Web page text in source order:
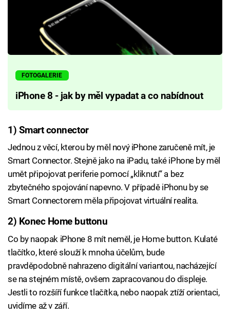
FOTOGALERIE
iPhone 8 - jak by měl vypadat a co nabídnout
1) Smart connector
Jednou z věcí, kterou by měl nový iPhone zaručeně mít, je
Smart Connector. Stejně jako na iPadu, také iPhone by měl
umět připojovat periferie pomocí „kliknutí“ a bez
zbytečného spojování napevno. V případě iPhonu by se
Smart Connectorem měla připojovat virtuální realita.
2) Konec Home buttonu
Co by naopak iPhone 8 mít neměl, je Home button. Kulaté
tlačítko, které slouží k mnoha účelům, bude
pravděpodobně nahrazeno digitální variantou, nacházející
se na stejném místě, ovšem zapracovanou do displeje.
Jestli to rozšíří funkce tlačítka, nebo naopak ztíží orientaci,
uvidíme až v září.